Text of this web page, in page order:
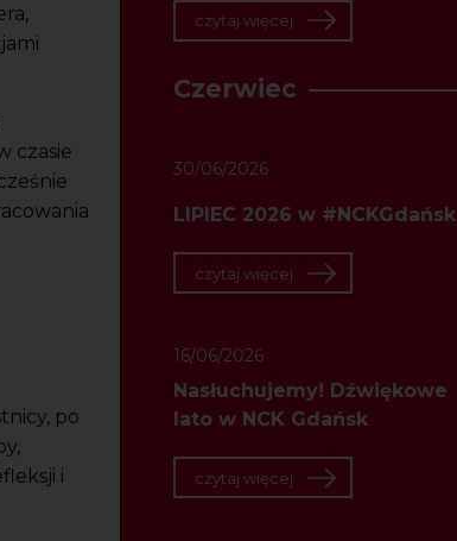
czasie
po
i
czytaj więcej
Czerwiec
30/06/2026
LIPIEC 2026 w #NCKGdańsk
czytaj więcej
16/06/2026
Nasłuchujemy! Dźwiękowe
lato w NCK Gdańsk
czytaj więcej